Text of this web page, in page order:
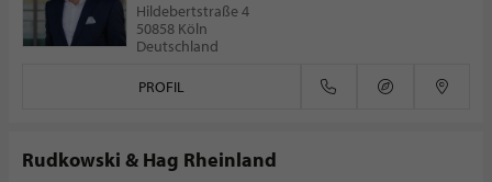
Hildebertstraße 4
50858 Köln
Deutschland
PROFIL
Rudkowski & Hag Rheinland